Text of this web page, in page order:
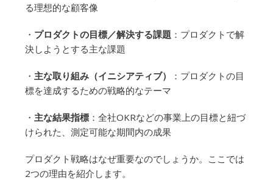
る理想的な顧客像
・ プロダクトの目標／解決する課題 ：プロダクトで解
決しようとする主な課題
・ 主な取り組み（イニシアティブ）
：プロダクトの目
標を達成するための戦略的なテーマ
・ 主な結果指標 ：全社OKRなどの事業上の目標と紐づ
けられた、測定可能な期間内の成果
プロダクト戦略はなぜ重要なのでしょうか。ここでは
2つの理由を紹介します。